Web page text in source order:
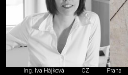
Ing. Iva Hájková CZ Praha